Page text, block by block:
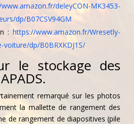
deleyCON-MK3453-
dp/B07CSV94GM
:https://www.amazon.fr/Wresetly-
dp/B0BRXKDJ1S/
le stockage des
remarqué sur les photos
la mallette de rangement des
de rangement de diapositives (pile